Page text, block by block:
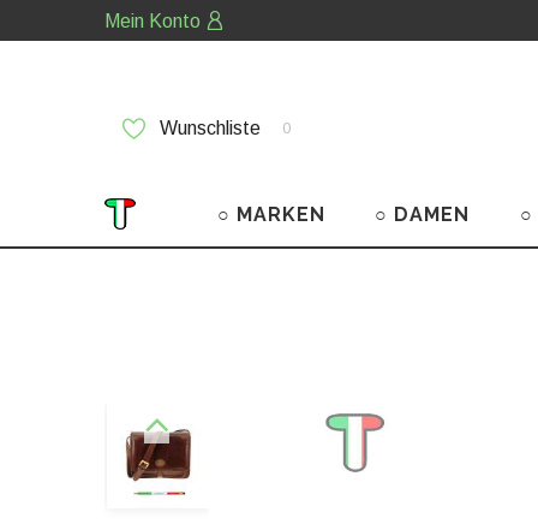
Mein Konto
Wunschliste 0
○ MARKEN ○ DAMEN ○